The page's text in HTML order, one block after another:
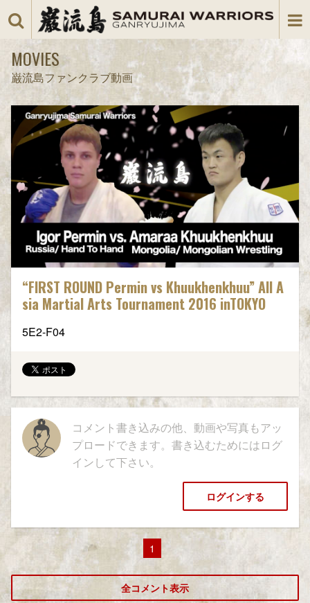
MOVIES
巌流島ファンクラブ動画
“FIRST ROUND Permin vs Khuukhenkhuu” All A
sia Martial Arts Tournament 2016 inTOKYO
5E2-F04
コメント書き込みの他、動画や写真もアッ
プロードできます。書き込むためにはログ
インして下さい。
ログインする
1
全コメント表示